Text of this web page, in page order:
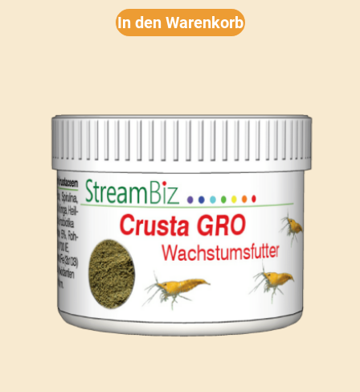
In den Warenkorb